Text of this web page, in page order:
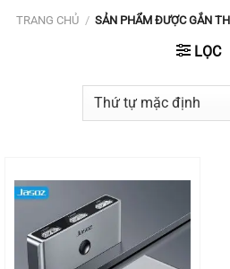
TRANG CHỦ / SẢN PHẨM ĐƯỢC GẮN
LỌC